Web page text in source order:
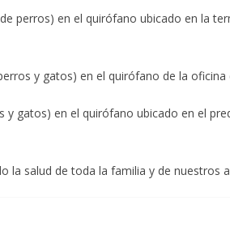
perros) en el quirófano ubicado en la
y gatos) en el quirófano de la
y gatos) en el quirófano ubicado en el
la salud de toda la familia y de nuestros